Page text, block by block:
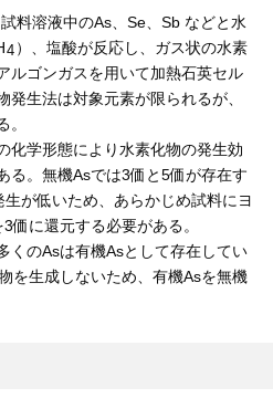
料溶液中のAs、Se、Sb などと水
4 ）、塩酸が反応し、ガス状の水素
ルゴンガスを用いて加熱石英セル
生法は対象元素が限られるが、
化学形態により水素化物の発生効
る。無機Asでは3価と5価が存在す
生が低いため、あらかじめ試料にヨ
価に還元する必要がある。
くのAsは有機Asとして存在してい
を生成しないため、有機Asを無機